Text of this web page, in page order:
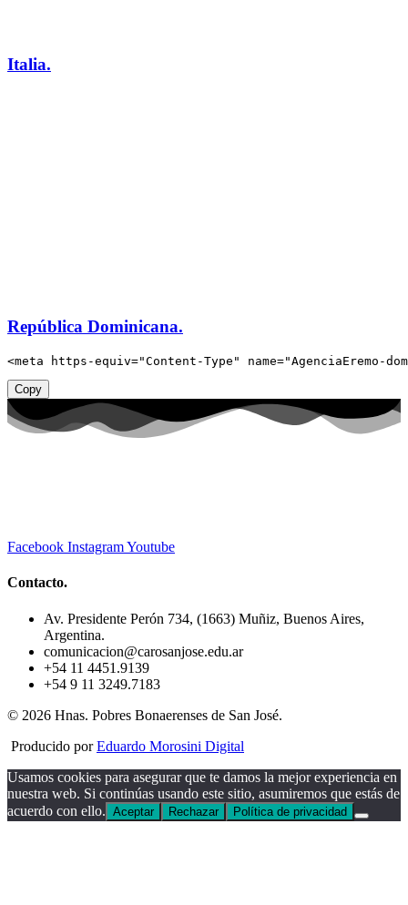
Italia.
República Dominicana.
<meta https-equiv="Content-Type " name="AgenciaEremo-
Copy
Facebook InstagramYoutube
Contacto.
Av. Presidente Perón 734, (1663) Muñiz, Buenos Aires,
Argentina.
comunicacion@carosanjose.edu.ar
+54 11 4451.9139
+54 9 11 3249.7183
© 2026 Hnas. Pobres Bonaerenses de San José.
Producido porEduardo Morosini Digital
Usamos cookies para asegurar que te damos la mejor experiencia en
nuestra web. Si continúas usando este sitio, asumiremos que estás de
acuerdo con ello. Aceptar Rechazar Política de privacidad